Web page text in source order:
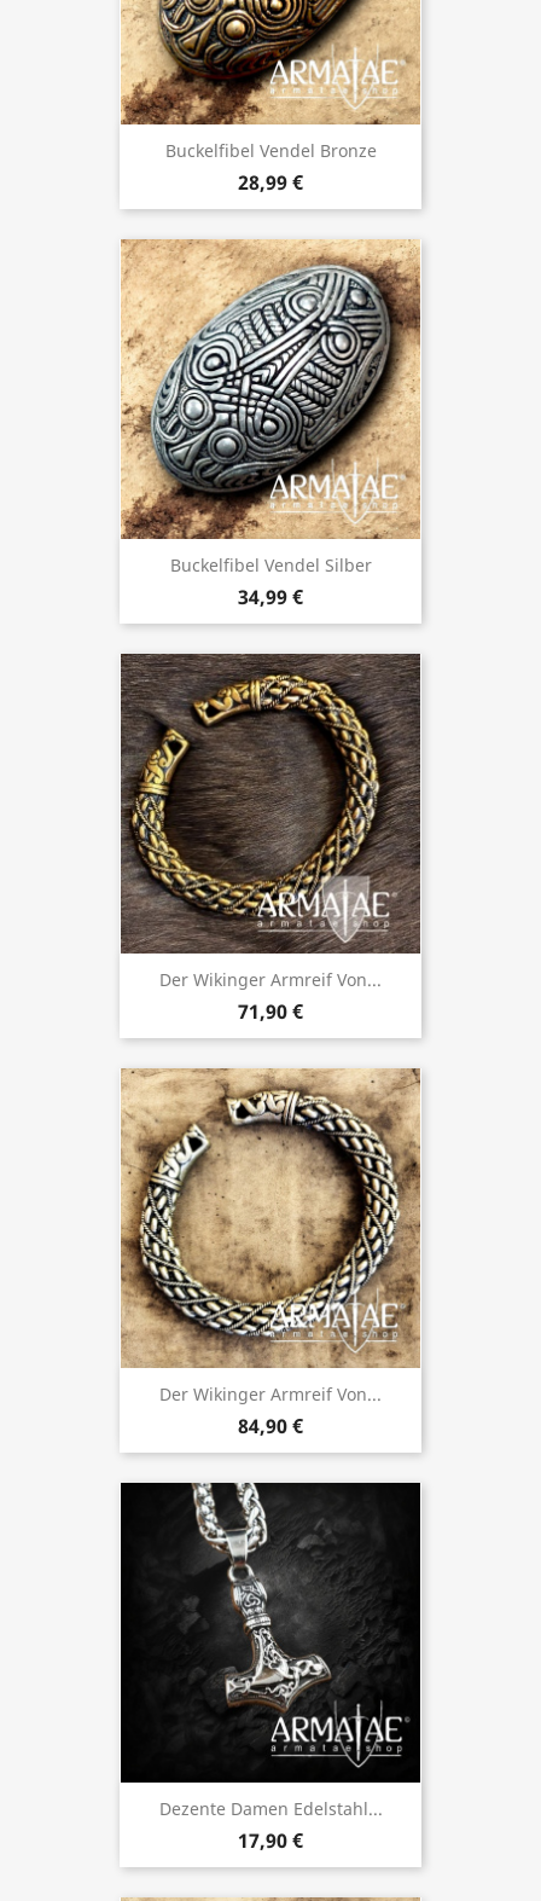
Buckelfibel Vendel Bronze
28,99 €
Buckelfibel Vendel Silber
34,99 €
Der Wikinger Armreif Von...
71,90 €
Der Wikinger Armreif Von...
84,90 €
Dezente Damen Edelstahl...
17,90 €